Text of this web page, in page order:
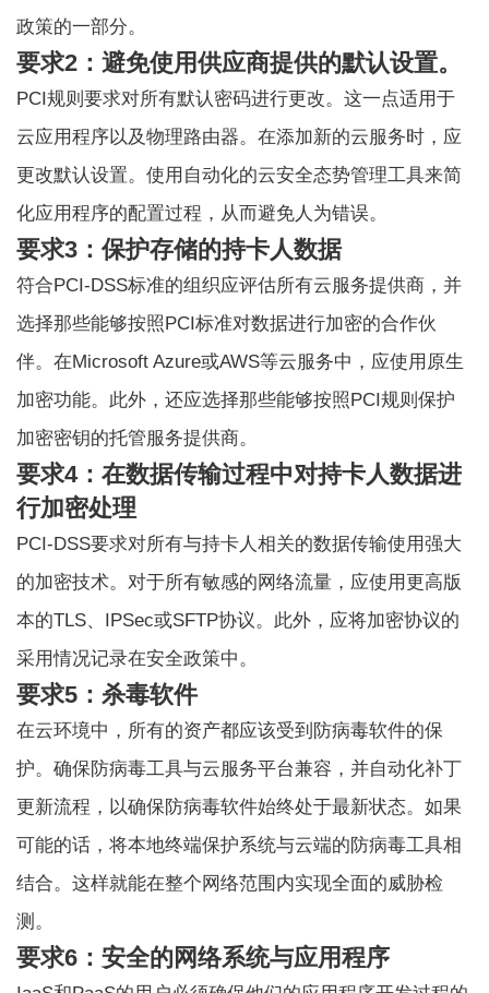
政策的一部分。
要求2：避免使用供应商提供的默认设置。
PCI规则要求对所有默认密码进行更改。这一点适用于
云应用程序以及物理路由器。在添加新的云服务时，应
更改默认设置。使用自动化的云安全态势管理工具来简
化应用程序的配置过程，从而避免人为错误。
要求3：保护存储的持卡人数据
符合PCI-DSS标准的组织应评估所有云服务提供商，并
选择那些能够按照PCI标准对数据进行加密的合作伙
伴。在Microsoft Azure或AWS等云服务中，应使用原生
加密功能。此外，还应选择那些能够按照PCI规则保护
加密密钥的托管服务提供商。
要求4：在数据传输过程中对持卡人数据进
行加密处理
PCI-DSS要求对所有与持卡人相关的数据传输使用强大
的加密技术。对于所有敏感的网络流量，应使用更高版
本的TLS、IPSec或SFTP协议。此外，应将加密协议的
采用情况记录在安全政策中。
要求5：杀毒软件
在云环境中，所有的资产都应该受到防病毒软件的保
护。确保防病毒工具与云服务平台兼容，并自动化补丁
更新流程，以确保防病毒软件始终处于最新状态。如果
可能的话，将本地终端保护系统与云端的防病毒工具相
结合。这样就能在整个网络范围内实现全面的威胁检
测。
要求6：安全的网络系统与应用程序